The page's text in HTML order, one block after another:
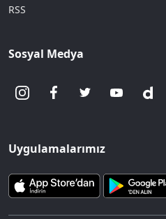
RSS
Sosyal Medya
Uygulamalarımız